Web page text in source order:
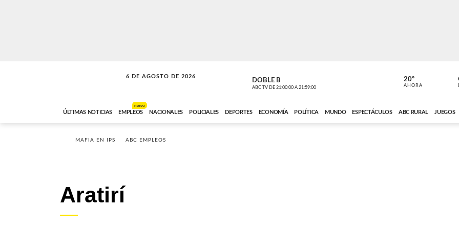
6 DE AGOSTO DE 2026
SOLO MÚSICA DOBLE B
ABC TV DE 21:00:00 A 21:59:00
DE TODO
ABC CARDINAL
20º
AHORA
ÚLTIMAS NOTICIAS EMPLEOS
NUEVO
NACIONALES POLICIALES DEPORTES ECONOMÍA POLÍTICA MUNDO ESPECTÁCULOS ABC RURAL JUEGOS
MAFIA EN IPS ABC EMPLEOS
Aratirí